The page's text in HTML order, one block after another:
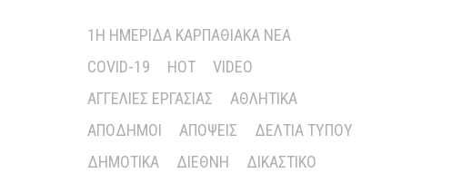
1Η ΗΜΕΡΊΔΑ ΚΑΡΠΑΘΙΑΚΆ ΝΈΑ
COVID-19
HOT
VIDEO
ΑΓΓΕΛΊΕΣ ΕΡΓΑΣΊΑΣ
ΑΘΛΗΤΙΚΆ
ΑΠΌΔΗΜΟΙ
ΑΠΌΨΕΙΣ
ΔΕΛΤΊΑ ΤΎΠΟΥ
ΔΗΜΟΤΙΚΆ
ΔΙΕΘΝΉ
ΔΙΚΑΣΤΙΚΌ